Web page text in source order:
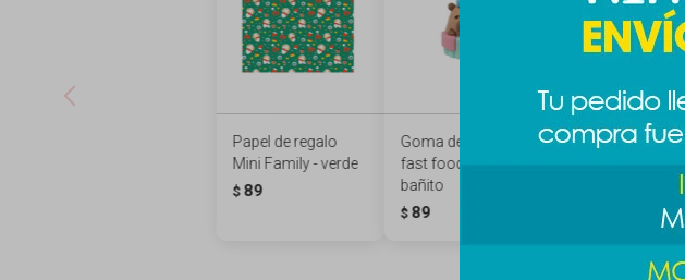
Papel de regalo
Mini Family - verde
$ 89
Goma de borrar
fast food - capi
bañito
$ 89
Stickers Jurassic